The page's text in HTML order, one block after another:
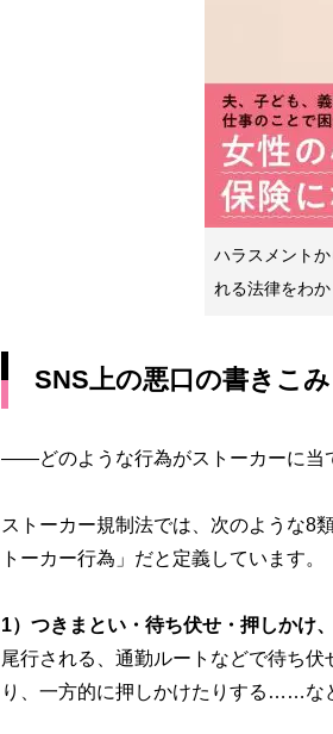
ハラスメント
れる法律をわ
SNS上の悪口の書きこ
――どのような行為がストーカーに当
ストーカー規制法では、次のような8
トーカー行為」だと定義しています。
1）つきまとい・待ち伏せ・押しかけ
尾行される、通勤ルートなどで待ち
り、一方的に押しかけたりする……な